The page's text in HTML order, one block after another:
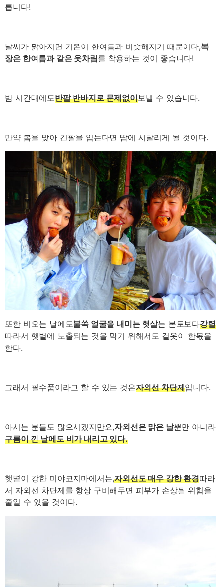
릅니다!
날씨가 맑아지면 기온이 한여름과 비슷해지기 때문이다,복
장은 한여름과 같은 옷차림를 착용하는 것이 좋습니다!
밤 시간대에도반팔 반바지로 문제없이보낼 수 있습니다.
만약 봄을 맞아 긴팔을 입는다면 땀에 시달리게 될 것이다.
또한 비오는 날에도불쑥 얼굴을 내미는 햇살는 본토보다강렬
따라서 햇볕에 노출되는 것을 막기 위해서도 겉옷이 한몫을
한다.
그래서 필수품이라고 할 수 있는 것은자외선 차단제입니다.
아시는 분들도 많으시겠지만요,자외선은 맑은 날뿐만 아니라
구름이 낀 날에도 비가 내리고 있다.
햇볕이 강한 미야코지마에서는,자외선도 매우 강한 환경따라
서 자외선 차단제를 항상 구비해두면 피부가 손상될 위험을
줄일 수 있을 것이다.